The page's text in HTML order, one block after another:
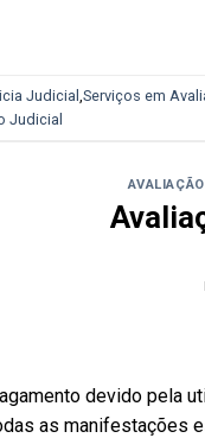
Judicial Serviços em
Judicial
devido pela
as manifestações